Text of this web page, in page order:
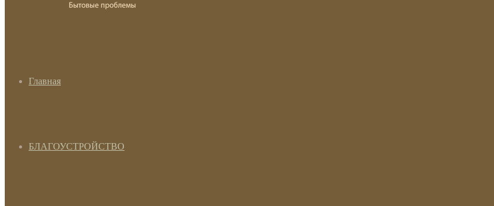
Главная
БЛАГОУСТРОЙСТВО